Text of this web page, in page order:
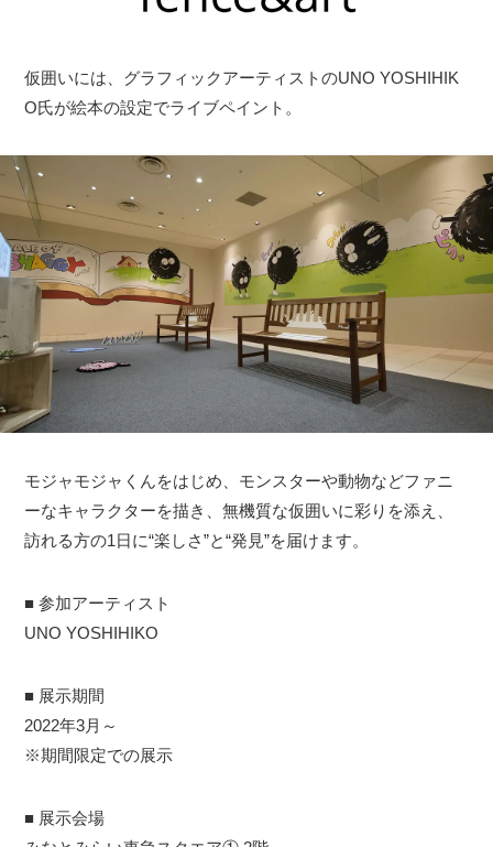
仮囲いには、グラフィックアーティストのUNO YOSHIHIK
O氏が絵本の設定でライブペイント。
モジャモジャくんをはじめ、モンスターや動物などファニ
ーなキャラクターを描き、無機質な仮囲いに彩りを添え、
訪れる⽅の1⽇に“楽しさ”と“発見”を届けます。
■ 参加アーティスト
UNO YOSHIHIKO
■ 展示期間
2022年3月～
※期間限定での展示
■ 展示会場